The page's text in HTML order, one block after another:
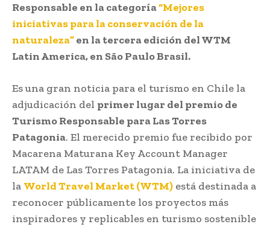
Responsable en la categoría“Mejores
iniciativas para la conservación de la
naturaleza”en la tercera edición del WTM
Latin America, en São Paulo Brasil.
Es una gran noticia para el turismo en Chile la
adjudicación del primer lugar del premio de
Turismo Responsable para Las Torres
Patagonia. El merecido premio fue recibido por
Macarena Maturana Key Account Manager
LATAM de Las Torres Patagonia. La iniciativa de
la World Travel Market (WTM) está destinada a
reconocer públicamente los proyectos más
inspiradores y replicables en turismo sostenible